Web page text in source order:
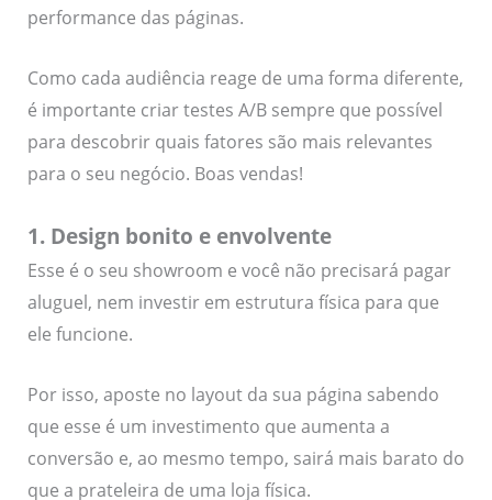
performance das páginas.
Como cada audiência reage de uma forma diferente,
é importante criar testes A/B sempre que possível
para descobrir quais fatores são mais relevantes
para o seu negócio. Boas vendas!
1. Design bonito e envolvente
Esse é o seu showroom e você não precisará pagar
aluguel, nem investir em estrutura física para que
ele funcione.
Por isso, aposte no layout da sua página sabendo
que esse é um investimento que aumenta a
conversão e, ao mesmo tempo, sairá mais barato do
que a prateleira de uma loja física.